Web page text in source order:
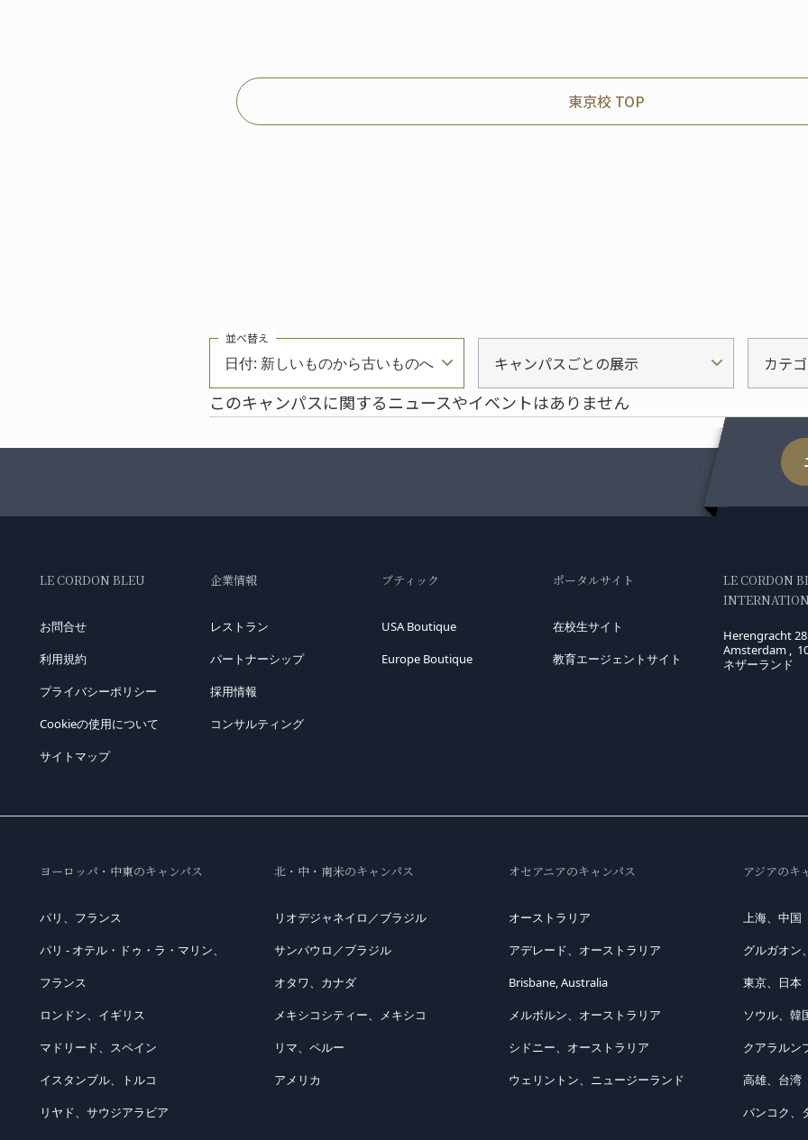
東京校 TOP
日付: 新しいものから古いものへ
並べ替え
キャンパスごとの展示 カテ
このキャンパスに関するニュースやイベントはありません
LE CORDON BLEU
お問合せ
利用規約
プライバシーポリシー
Cookieの使用について
サイトマップ
企業情報
レストラン
パートナーシップ
採用情報
コンサルティング
ブティック
USA Boutique
Europe Boutique
ポータルサイト
在校生サイト
教育エージェントサイト
LE CORDON
Herengracht 28
Amsterdam ,
ネザーランド
ヨーロッパ・中東のキャンパス
パリ、フランス
パリ - オテル・ドゥ・ラ・マリン、
フランス
ロンドン、イギリス
マドリード、スペイン
イスタンブル、トルコ
リヤド、サウジアラビア
北・中・南米のキャンパス
リオデジャネイロ／ブラジル
サンパウロ／ブラジル
オタワ、カナダ
メキシコシティー、メキシコ
リマ、ペルー
アメリカ
オセアニアのキャンパス
オーストラリア
アデレード、オーストラリア
Brisbane, Australia
メルボルン、オーストラリア
シドニー、オーストラリア
ウェリントン、ニュージーランド
アジアのキ
上海、中国
グルガオン
東京、日本
ソウル、韓
クアラルン
高雄、台湾
バンコク、